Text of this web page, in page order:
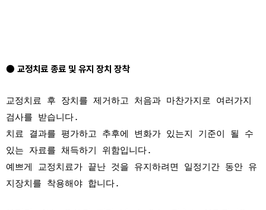
● 교정치료 종료 및 유지 장치 장착
교정치료 후 장치를 제거하고 처음과 마찬가지로 여러가지
검사를 받습니다.
치료 결과를 평가하고 추후에 변화가 있는지 기준이 될 수
있는 자료를 채득하기 위함입니다.
예쁘게 교정치료가 끝난 것을 유지하려면 일정기간 동안 유
지장치를 착용해야 합니다.